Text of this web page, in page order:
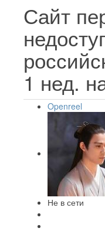
Сайт
1 нед.
Openreel
Не в сети